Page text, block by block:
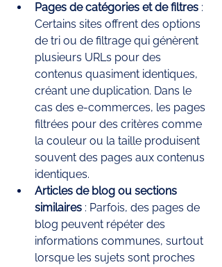
Pages de catégories et de filtres :
Certains sites offrent des options
de tri ou de filtrage qui génèrent
plusieurs URLs pour des
contenus quasiment identiques,
créant une duplication. Dans le
cas des e-commerces, les pages
filtrées pour des critères comme
la couleur ou la taille produisent
souvent des pages aux contenus
identiques.
Articles de blog ou sections
similaires : Parfois, des pages de
blog peuvent répéter des
informations communes, surtout
lorsque les sujets sont proches